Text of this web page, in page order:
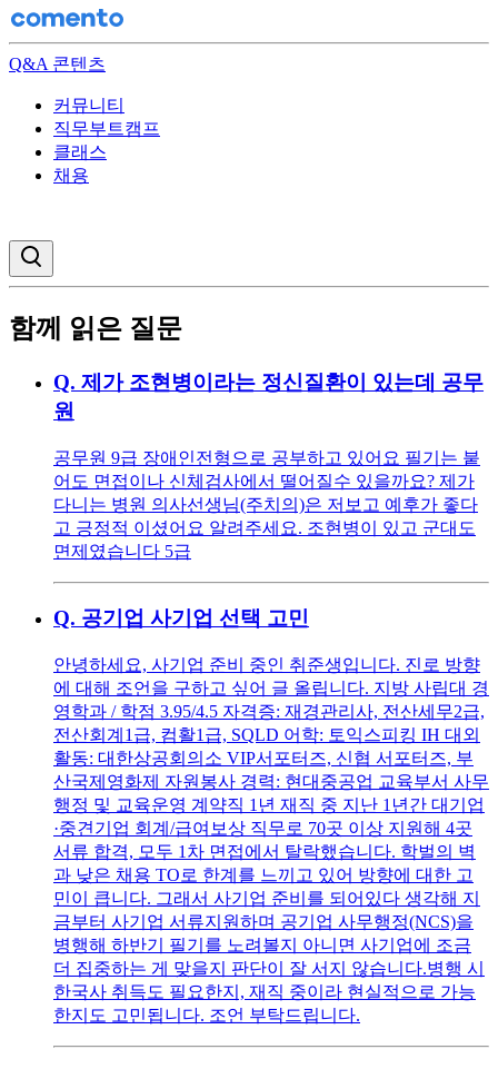
Q&A 콘텐츠
커뮤니티
직무부트캠프
클래스
채용
함께 읽은 질문
Q. 제가 조현병이라는 정신질환이 있는데 공무
원
공무원 9급 장애인전형으로 공부하고 있어요 필기는 붙
어도 면접이나 신체검사에서 떨어질수 있을까요? 제가
다니는 병원 의사선생님(주치의)은 저보고 예후가 좋다
고 긍정적 이셨어요 알려주세요. 조현병이 있고 군대도
면제였습니다 5급
Q. 공기업 사기업 선택 고민
안녕하세요, 사기업 준비 중인 취준생입니다. 진로 방향
에 대해 조언을 구하고 싶어 글 올립니다. 지방 사립대 경
영학과 / 학점 3.95/4.5 자격증: 재경관리사, 전산세무2급,
전산회계1급, 컴활1급, SQLD 어학: 토익스피킹 IH 대외
활동: 대한상공회의소 VIP서포터즈, 신협 서포터즈, 부
산국제영화제 자원봉사 경력: 현대중공업 교육부서 사무
행정 및 교육운영 계약직 1년 재직 중 지난 1년간 대기업
·중견기업 회계/급여보상 직무로 70곳 이상 지원해 4곳
서류 합격, 모두 1차 면접에서 탈락했습니다. 학벌의 벽
과 낮은 채용 TO로 한계를 느끼고 있어 방향에 대한 고
민이 큽니다. 그래서 사기업 준비를 되어있다 생각해 지
금부터 사기업 서류지원하며 공기업 사무행정(NCS)을
병행해 하반기 필기를 노려볼지 아니면 사기업에 조금
더 집중하는 게 맞을지 판단이 잘 서지 않습니다.병행 시
한국사 취득도 필요한지, 재직 중이라 현실적으로 가능
한지도 고민됩니다. 조언 부탁드립니다.